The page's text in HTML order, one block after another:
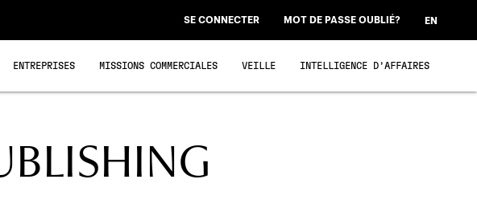
EN
MOT DE PASSE OUBLIÉ?
SE CONNECTER
ENTREPRISES MISSIONS COMMERCIALES VEILLE INTELLIGENCE D’AFFAIRES